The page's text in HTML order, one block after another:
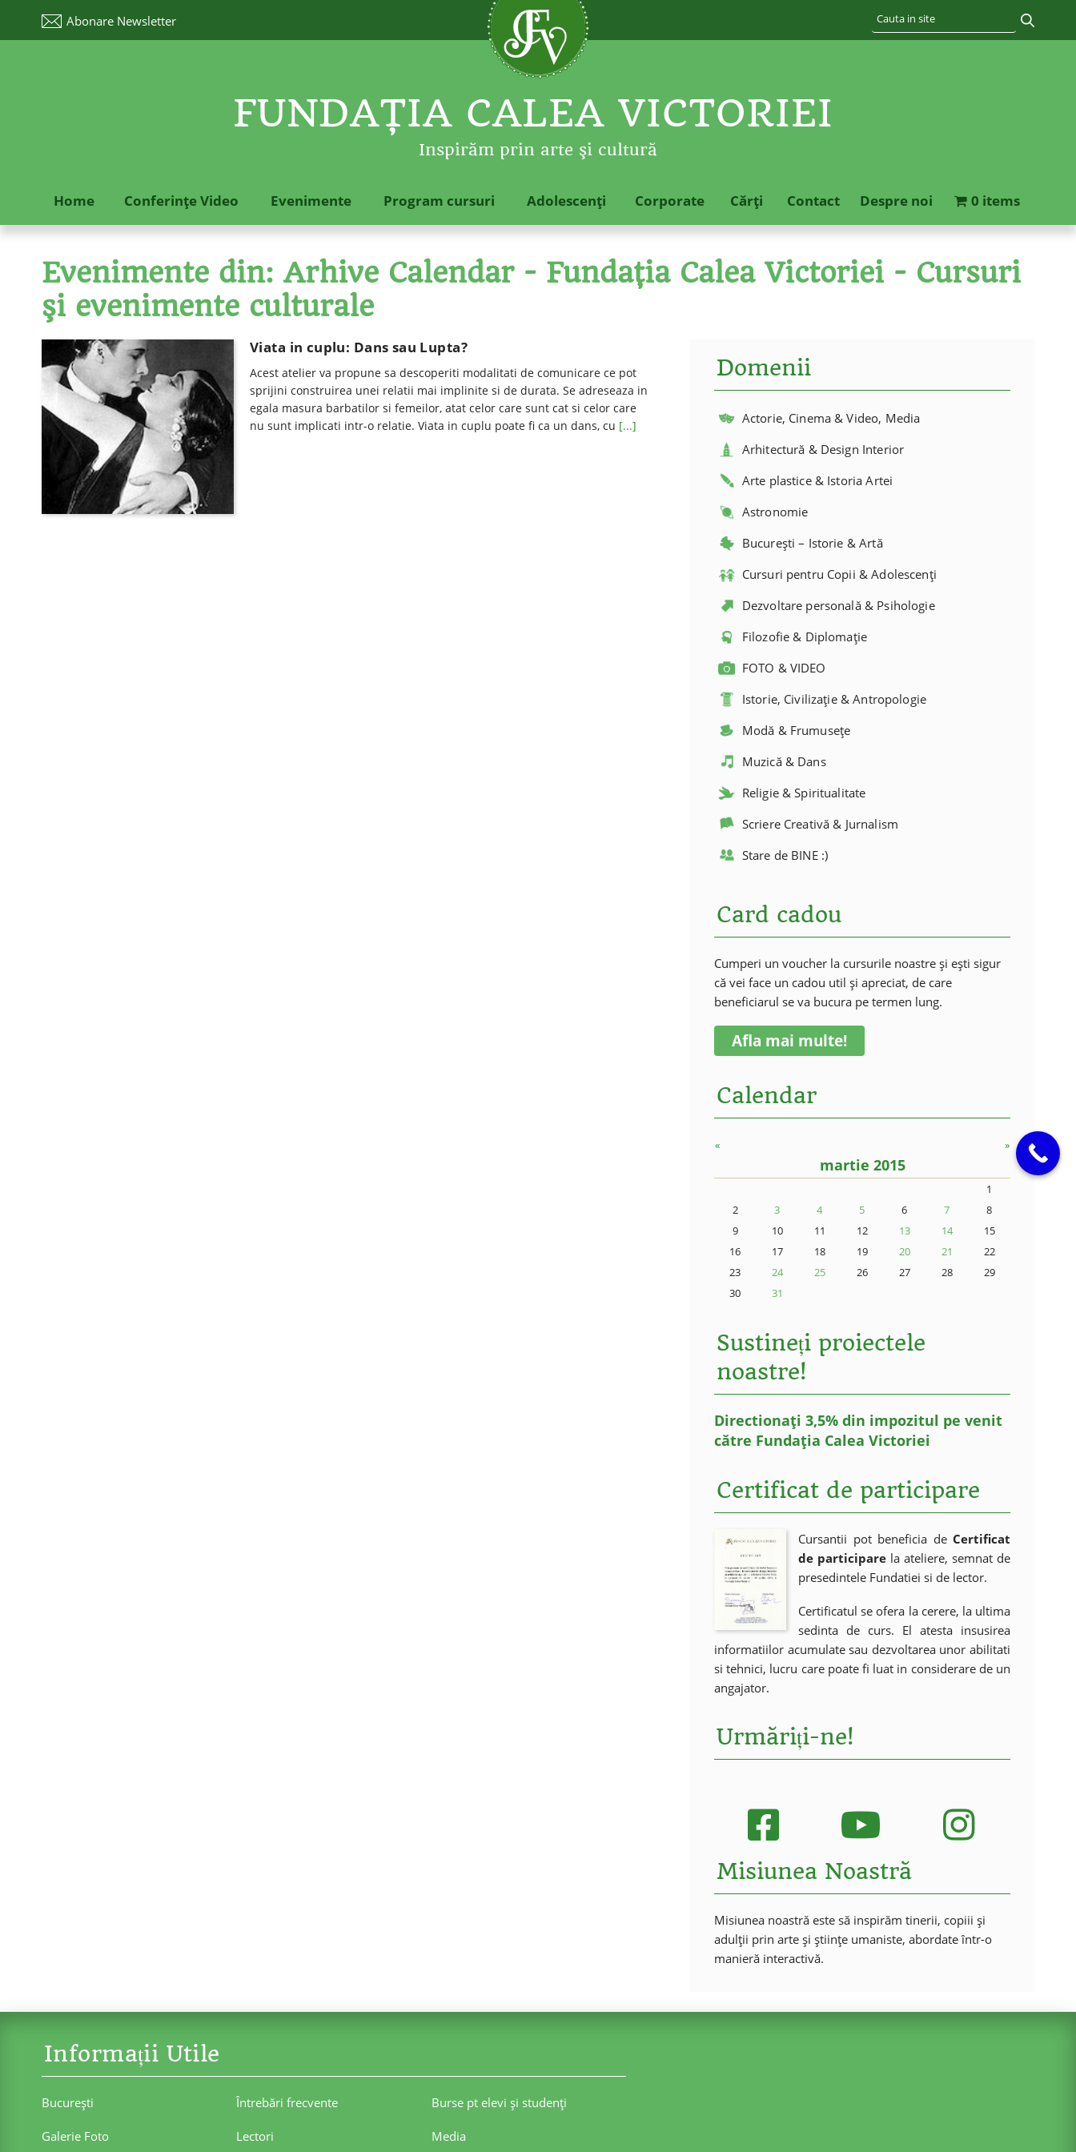
Abonare Newsletter
FUNDAŢIA CALEA VICTORIEI
Inspirăm prin arte şi cultură
Home Conferinţe Video Evenimente Program cursuri Adolescenţi Corporate Cărţi Contact Despre noi 0 items
Evenimente din: Arhive Calendar - Fundaţia Calea Victoriei - Cursuri
şi evenimente culturale
Viata in cuplu: Dans sau Lupta?
Acest atelier va propune sa descoperiti modalitati de comunicare ce pot
sprijini construirea unei relatii mai implinite si de durata. Se adreseaza in
egala masura barbatilor si femeilor, atat celor care sunt cat si celor care
nu sunt implicati intr-o relatie. Viata in cuplu poate fi ca un dans, cu [...]
Domenii
Actorie, Cinema & Video, Media
Arhitectură & Design Interior
Arte plastice & Istoria Artei
Astronomie
București – Istorie & Artă
Cursuri pentru Copii & Adolescenți
Dezvoltare personală & Psihologie
Filozofie & Diplomație
FOTO & VIDEO
Istorie, Civilizație & Antropologie
Modă & Frumusețe
Muzică & Dans
Religie & Spiritualitate
Scriere Creativă & Jurnalism
Stare de BINE :)
Card cadou
Cumperi un voucher la cursurile noastre și ești sigur
că vei face un cadou util și apreciat, de care
beneficiarul se va bucura pe termen lung.
Afla mai multe!
Calendar
« »
martie 2015
1
2
3 4 5 6 7
8
9
10 11 12 13 14
15
16
17 18 19 20 21
22
23
24 25 26 27 28
29
30
31
Sustineți proiectele
noastre!
Directionați 3,5% din impozitul pe venit
către Fundația Calea Victoriei
Certificat de participare
Cursantii pot beneficia de Certificat
de participare la ateliere, semnat de
presedintele Fundatiei si de lector.
Certificatul se ofera la cerere, la ultima
sedinta de curs. El atesta insusirea
informatiilor acumulate sau dezvoltarea unor abilitati
si tehnici, lucru care poate fi luat in considerare de un
angajator.
Urmăriți-ne!
Misiunea Noastră
Misiunea noastră este să inspirăm tinerii, copiii și
adulții prin arte și științe umaniste, abordate într-o
manieră interactivă.
Informații Utile
Bucureşti Întrebări frecvente Burse pt elevi şi studenţi
Galerie Foto Lectori Media